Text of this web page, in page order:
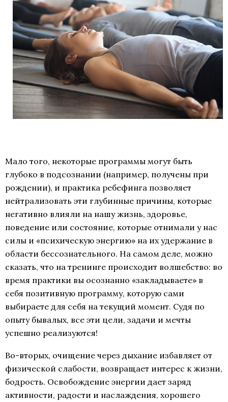
Мало того, некоторые программы могут быть
глубоко в подсознании (например, получены при
рождении), и практика ребефинга позволяет
нейтрализовать эти глубинные причины, которые
негативно влияли на нашу жизнь, здоровье,
поведение или состояние, которые отнимали у нас
силы и «психическую энергию» на их удержание в
области бессознательного. На самом деле, можно
сказать, что на тренинге происходит волшебство: во
время практики вы осознанно «закладываете» в
себя позитивную программу, которую сами
выбираете для себя на текущий момент. Судя по
опыту бывалых, все эти цели, задачи и мечты
успешно реализуются!
Во-вторых, очищение через дыхание избавляет от
физической слабости, возвращает интерес к жизни,
бодрость. Освобождение энергии дает заряд
активности, радости и наслаждения, хорошего